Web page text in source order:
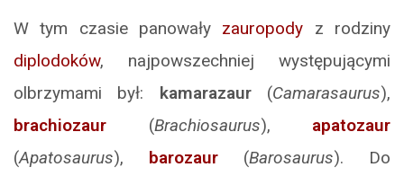
W tym czasie panowały zauropody z rodziny
diplodoków, najpowszechniej występującymi
olbrzymami był: kamarazaur (Camarasaurus),
brachiozaur (Brachiosaurus), apatozaur
(Apatosaurus), barozaur (Barosaurus). Do